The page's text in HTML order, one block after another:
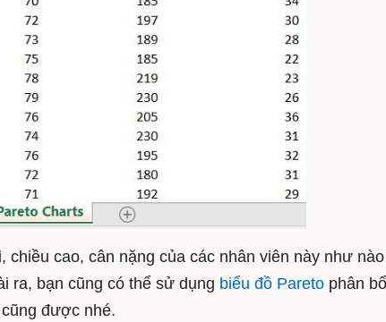
cao, cân nặng của các nhân viên này như
ra, bạn cũng có thể sử dụng biểu đồ Pareto phân
được nhé.